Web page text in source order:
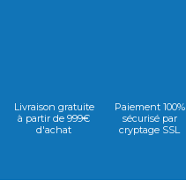
Livraison gratuite
à partir de 999€
d'achat
Paiement 100%
sécurisé par
cryptage SSL